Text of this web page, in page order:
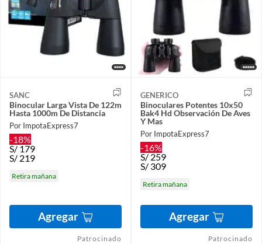
SANC
Binocular Larga Vista De 122m
Hasta 1000m De Distancia
Por ImpotaExpress7
-18%
S/ 179
S/ 219
Retira mañana
Agregar
Patrocinado
GENERICO
Binoculares Potentes 10x50
Bak4 Hd Observación De Aves
Y Mas
Por ImpotaExpress7
-16%
S/ 259
S/ 309
Retira mañana
Agregar
Patrocinado